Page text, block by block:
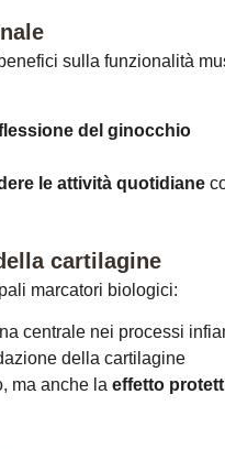
sulla funzionalità
del ginocchio
le attività quotidiane
cartilagine
marcatori biologici:
centrale nei processi
della cartilagine
ma anche laeffetto